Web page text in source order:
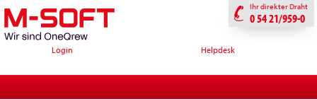
Login Helpdesk
Ihr direkter Draht
0 54 21/959-0